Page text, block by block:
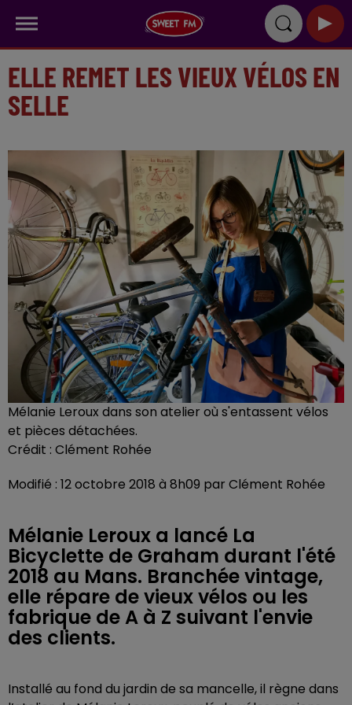
ELLE REMET LES VIEUX VÉLOS EN
SELLE
Mélanie Leroux dans son atelier où s'entassent vélos
et pièces détachées.
Crédit : Clément Rohée
Modifié : 12 octobre 2018 à 8h09 par Clément Rohée
Mélanie Leroux a lancé La
Bicyclette de Graham durant l'été
2018 au Mans. Branchée vintage,
elle répare de vieux vélos ou les
fabrique de A à Z suivant l'envie
des clients.
Installé au fond du jardin de sa mancelle, il règne dans